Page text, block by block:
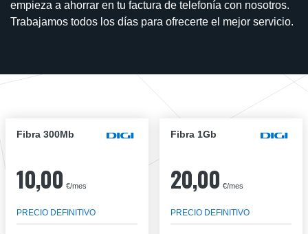
empieza a ahorrar en tu factura de telefonía con nosotros.
Trabajamos todos los días para ofrecerte el mejor servicio.
Fibra 300Mb
10,00 €/mes
PRECIO DEFINITIVO
Fibra 1Gb
20,00 €/mes
PRECIO DEFINITIVO